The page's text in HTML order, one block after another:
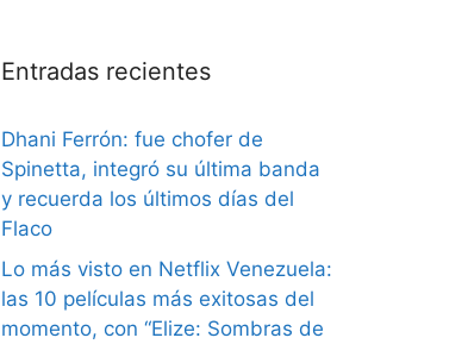
Entradas recientes
Dhani Ferrón: fue chofer de
Spinetta, integró su última banda
y recuerda los últimos días del
Flaco
Lo más visto en Netflix Venezuela:
las 10 películas más exitosas del
momento, con “Elize: Sombras de